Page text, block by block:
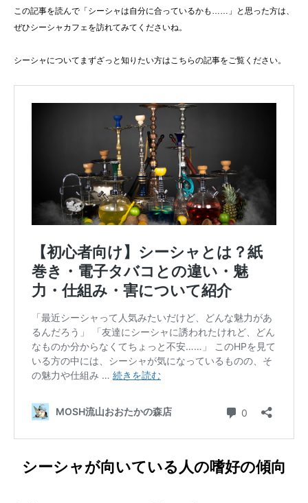
この記事を読んで「シーシャは自分に合っているかも……」と思った方は、
ぜひシーシャカフェを訪れてみてくださいね。
シーシャについてまずざっと知りたい方はこちらの記事をご覧ください。
シーシャが向いている人の嗜好の傾向